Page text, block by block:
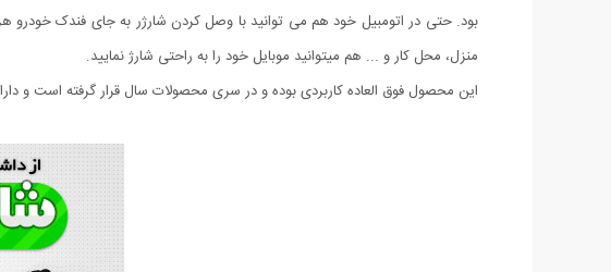
منزل، محل کار و ... هم میتوانید موبایل خود را به راحتی شارژ نمایید.
این محصول فوق العاده کاربردی بوده و در سری محصولات سال قرار گرفته است و